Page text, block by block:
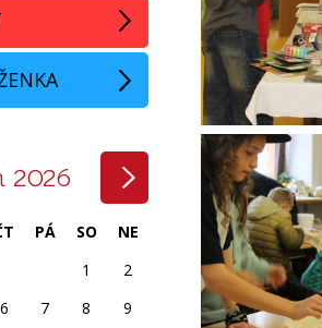
2026
PÁ SO
NE
1
2
6 7 8
9